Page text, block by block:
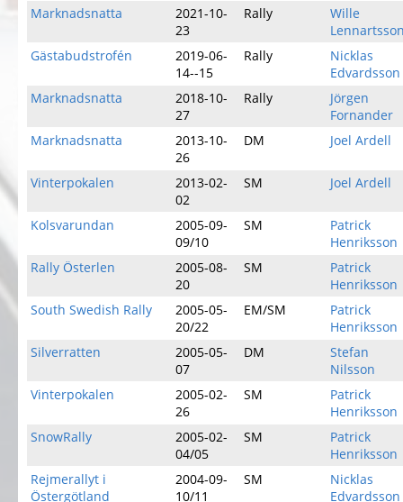
Marknadsnatta
2021-10-
23
Rally
Wille
Gästabudstrofén
2019-06-
14--15
Rally
Nicklas
Edvardsson
Marknadsnatta
2018-10-
27
Rally
Jörgen
Fornander
Marknadsnatta
2013-10-
26
DM Joel Ardell
Vinterpokalen
2013-02-
02
SM Joel Ardell
Kolsvarundan
2005-09-
09/10
SM
Patrick
Henriksson
Rally Österlen
2005-08-
20
SM
Patrick
Henriksson
South Swedish Rally
2005-05-
20/22
EM/SM
Patrick
Henriksson
Silverratten
2005-05-
07
DM
Stefan
Nilsson
Vinterpokalen
2005-02-
26
SM
Patrick
Henriksson
SnowRally
2005-02-
04/05
SM
Patrick
Henriksson
Rejmerallyt i
Östergötland
2004-09-
10/11
SM
Nicklas
Edvardsson